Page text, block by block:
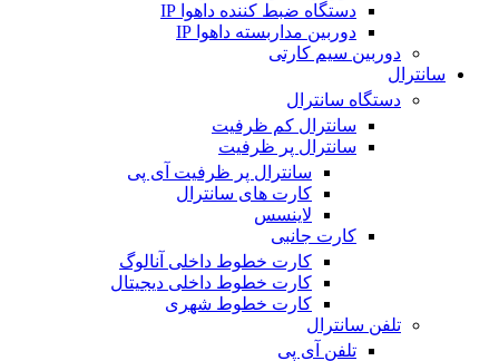
دستگاه ضبط کننده داهوا IP
دوربین مداربسته داهوا IP
دوربین سیم کارتی
سانترال
دستگاه سانترال
سانترال کم ظرفیت
سانترال پر ظرفیت
سانترال پر ظرفیت آی پی
کارت های سانترال
لاینسس
کارت جانبی
کارت خطوط داخلی آنالوگ
کارت خطوط داخلی دیجیتال
کارت خطوط شهری
تلفن سانترال
تلفن آی پی